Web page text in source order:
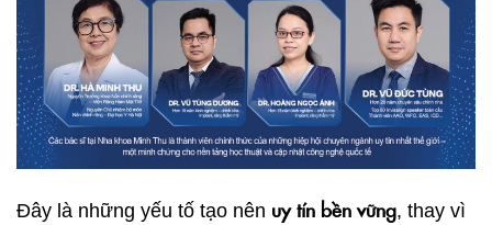
Đây là những yếu tố tạo nên uy tín bền vững, thay vì